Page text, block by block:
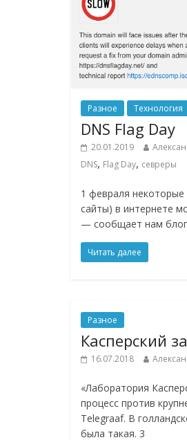
Разное Технология
DNS Flag Day
20.01.2019
DNS, Flag Day, севреры
1 февраля некоторые
сайты) в интернете
— сообщает нам
Читать далее
Разное
Касперский
16.07.2018
«Лаборатория
процесс против
Telegraaf. В
была такая. 3